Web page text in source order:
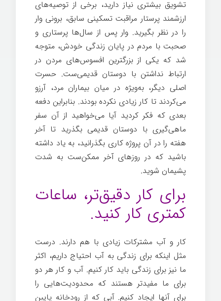
تشویق بیشتری نیاز دارید، برخی از توصیه‌های
ارزشمند پرستار مراقبت تسکینی سابق، برونی وار
را در نظر بگیرید. وار پس از سال‌ها پرستاری و
صحبت با مردم در پایان زندگی خودش، متوجه
شد که یکی از بزرگترین افسوس‌های مردن در
ارتباط نداشتن با دوستان قدیمی‌ست. حسرت
اصلی دیگر، به‌ویژه در میان بیماران مرد، آرزو
می‌کردند تا کار زیادی نکرده بودند. بنابراین دفعه
بعدی که فکر کردید آیا می‌خواهید از آن سفر
ماهی‌گیری با دوستان قدیمی بگذرید تا آخر
هفته را در آن پروژه کاری بگذرانید، به یاد داشته
باشید که در روزهای آخر ممکن‌ست به شدت
پشیمان شوید.
برای کار دقیق‌تر، ساعات
کمتری کار کنید.
کار و آب مشترکات زیادی با هم دارند. درست
مثل اینکه برای زندگی به آب احتیاج داریم، اکثر
ما نیز برای زندگی باید کار کنیم. آب و کار هر دو
برای ما مفیدتر هستند که محدودیت‌هایی را
برای آنها ایجاد کنیم. آبی که از رودخانه پایین